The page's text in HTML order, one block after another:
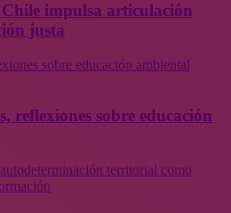
impulsa articulación
justa
sobre educación ambiental
reflexiones sobre educación
territorial como